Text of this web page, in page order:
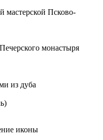
мастерской Псково-
монастыря
из дуба
иконы